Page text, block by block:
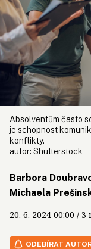
Absolventům často
je schopnost
konflikty.
autor: Shutterstock
Barbora
Michaela
20. 6. 2024 00:00 / 3
ODEBÍRAT